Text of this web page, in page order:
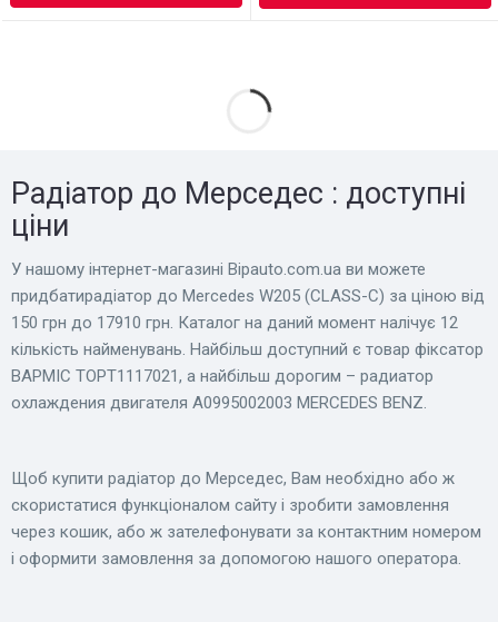
Радіатор до Мерседес : доступні
ціни
У нашому інтернет-магазині Bіpauto.com.ua ви можете
придбатирадіатор до Mercedes W205 (CLASS-C) за ціною від
150 грн до 17910 грн. Каталог на даний момент налічує 12
кількість найменувань. Найбільш доступний є товар фіксатор
BAPMIC TOPT1117021, а найбільш дорогим – радиатор
охлаждения двигателя A0995002003 MERCEDES BENZ.
Щоб купити радіатор до Мерседес, Вам необхідно або ж
скористатися функціоналом сайту і зробити замовлення
через кошик, або ж зателефонувати за контактним номером
і оформити замовлення за допомогою нашого оператора.